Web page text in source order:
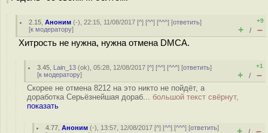
2.15 ,Аноним (-), 22:15, 11/08/2017 [^] [^^] [^^^] [ответить]
[к модератору]
+9
+ / –
Хитрость не нужна, нужна отмена DMCA.
3.45 Lain_13 (ok), 05:28, 12/08/2017 [^] [^^] [^^^] [ответить]
[к модератору]
+1
+ / –
Скорее не отмена 8212 на это никто не пойдёт, а
доработка Серьёзнейшая дораб... большой текст свёрнут,
показать
4.77 ,Аноним (-), 13:57, 12/08/2017 [^] [^^] [^^^] [ответить]
+ –